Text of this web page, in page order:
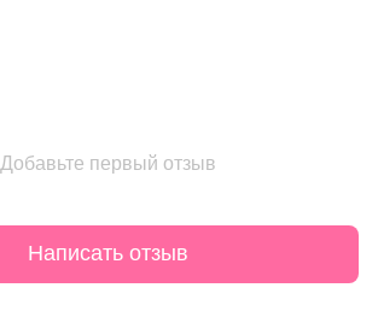
Добавьте первый отзыв
Написать отзыв